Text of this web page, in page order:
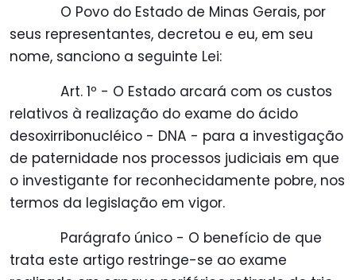
O Povo do Estado de Minas Gerais, por
seus representantes, decretou e eu, em seu
nome, sanciono a seguinte Lei:
Art. 1º - O Estado arcará com os custos
relativos à realização do exame do ácido
desoxirribonucléico - DNA - para a investigação
de paternidade nos processos judiciais em que
o investigante for reconhecidamente pobre, nos
termos da legislação em vigor.
Parágrafo único - O benefício de que
trata este artigo restringe-se ao exame